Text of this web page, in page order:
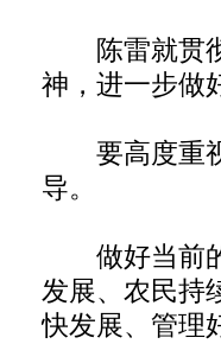
陈雷就贯彻
神，进一步做
要高度重视
导。
做好当前的
发展、农民持
快发展、管理